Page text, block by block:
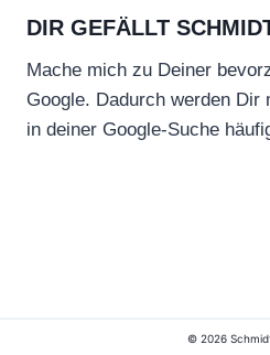
DIR GEFÄLLT
Mache mich zu Deiner
Google. Dadurch werden Dir
in deiner Google-Suche
© 2026